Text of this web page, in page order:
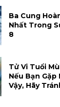
Ba Cung
Nhất Trong
8
Tử Vi Tuổi
Nếu Bạn
Vậy, Hãy